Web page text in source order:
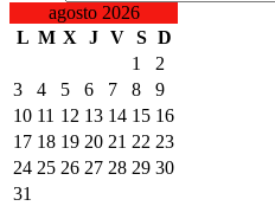
agosto 2026
L M X J V S D
1
2
3
4 5 6 7 8
9
10 11 12 13 14 15 16
17 18 19 20 21 22 23
24 25 26 27 28 29 30
31